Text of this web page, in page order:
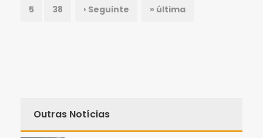
5 38 › Seguinte » última
Outras Notícias